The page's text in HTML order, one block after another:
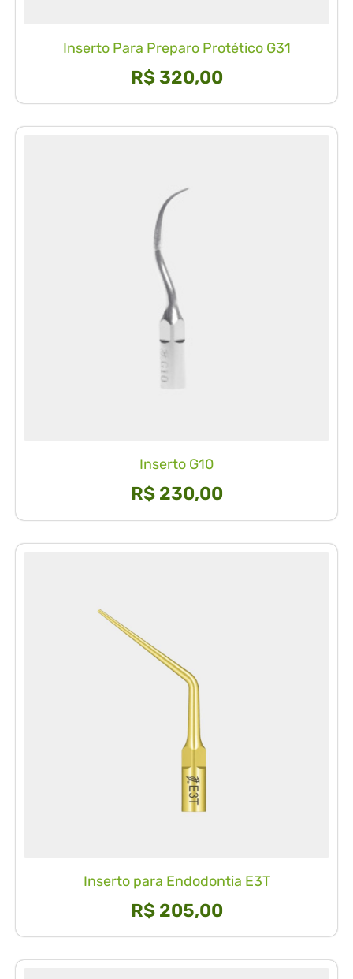
Inserto Para Preparo Protético G31
R$320,00
Inserto G10
R$230,00
Inserto para Endodontia E3T
R$205,00